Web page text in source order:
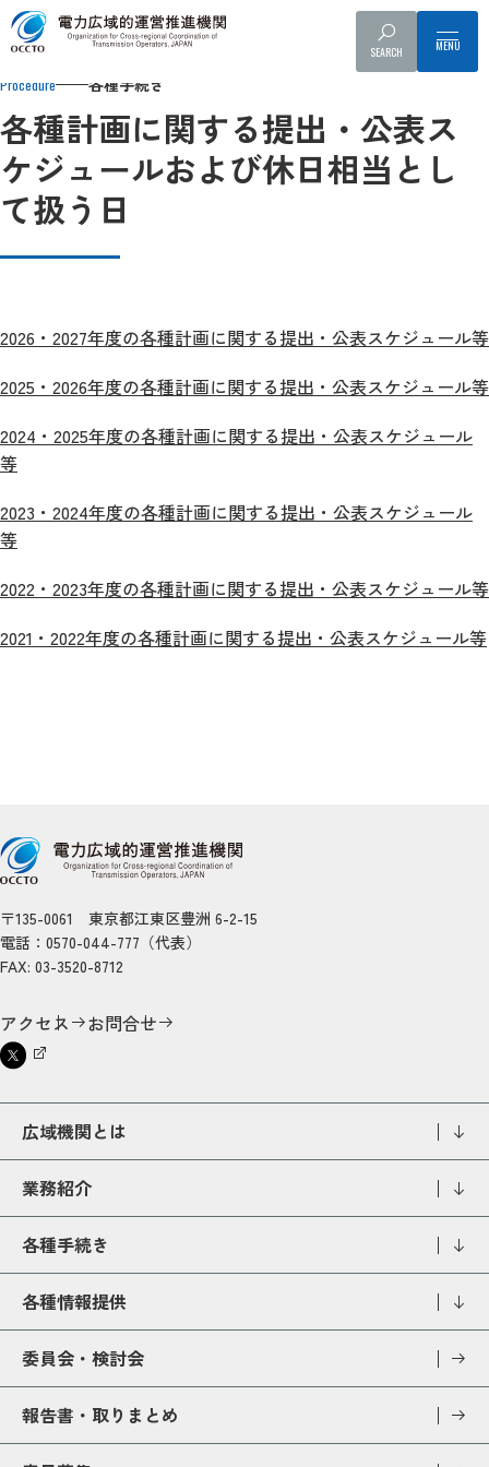
SEARCH
Top 発電販売計画等・作業停止計画の提出 計画に
Procedure 各種手続き
各種計画に関する提出・公表ス
ケジュールおよび休日相当とし
て扱う日
2026・2027年度の各種計画に関する提出・公表スケジュール等
2025・2026年度の各種計画に関する提出・公表スケジュール等
2024・2025年度の各種計画に関する提出・公表スケジュール
等
2023・2024年度の各種計画に関する提出・公表スケジュール
等
2022・2023年度の各種計画に関する提出・公表スケジュール等
2021・2022年度の各種計画に関する提出・公表スケジュール等
〒135-0061 東京都江東区豊洲 6-2-15
電話：0570-044-777（代表）
FAX: 03-3520-8712
アクセス お問合せ
広域機関とは
業務紹介
各種手続き
各種情報提供
委員会・検討会
報告書・取りまとめ